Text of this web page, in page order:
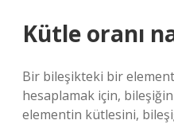
Kütle oranı
Bir bileşikteki bir
hesaplamak için,
elementin kütlesini,